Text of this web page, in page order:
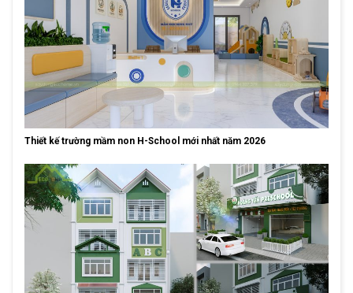
Thiết kế trường mầm non H-School mới nhất năm 2026